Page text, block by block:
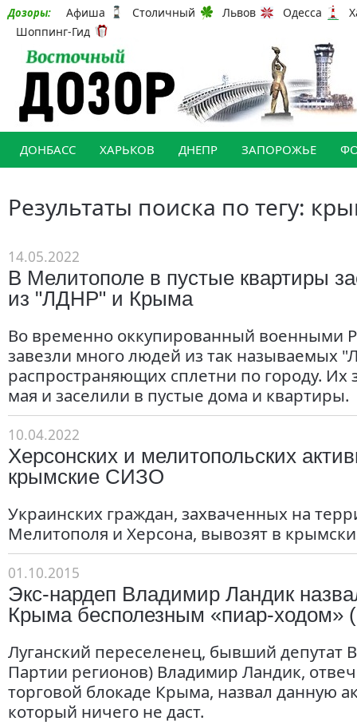
Дозоры: Афиша Столичный Львов Одесса
Шоппинг-Гид
ДОНБАСС ХАРЬКОВ ДНЕПР ЗАПОРОЖЬЕ
Результаты поиска по тегу:
14.05.2022
В Мелитополе в пустые квартиры
из "ЛДНР" и Крыма
Во временно оккупированный военными
завезли много людей из так называемых
распространяющих сплетни по городу. Их
мая и заселили в пустые дома и квартиры.
10.04.2022
Херсонских и мелитопольских
крымские СИЗО
Украинских граждан, захваченных на
Мелитополя и Херсона, вывозят в
01.10.2015
Экс-нардеп Владимир Ландик
Крыма бесполезным «пиар-
Луганский переселенец, бывший депутат
Партии регионов) Владимир Ландик,
торговой блокаде Крыма, назвал данную
который ничего не даст.